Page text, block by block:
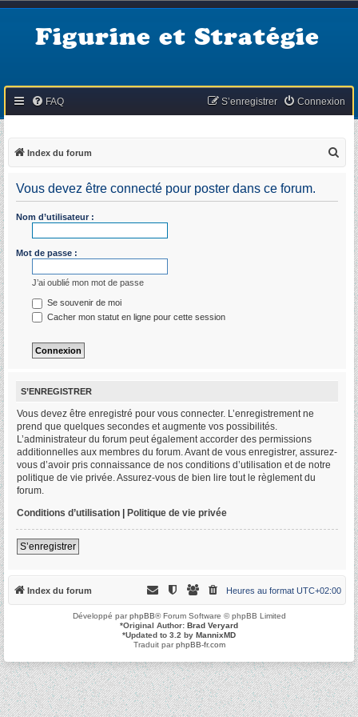
Figurine et Stratégie
FAQ Connexion
S’enregistrer
Index du forum
Vous devez être connecté pour poster dans ce forum.
Nom d’utilisateur :
Mot de passe :
J’ai oublié mon mot de passe
Se souvenir de moi
Cacher mon statut en ligne pour cette session
S’ENREGISTRER
Vous devez être enregistré pour vous connecter. L’enregistrement ne
prend que quelques secondes et augmente vos possibilités.
L’administrateur du forum peut également accorder des permissions
additionnelles aux membres du forum. Avant de vous enregistrer, assurez-
vous d’avoir pris connaissance de nos conditions d’utilisation et de notre
politique de vie privée. Assurez-vous de bien lire tout le règlement du
forum.
Conditions d’utilisation | Politique de vie privée
S’enregistrer
Index du forum Heures au format UTC+02:00
Développé parphpBB® Forum Software © phpBB Limited
*Original Author: Brad Veryard
*Updated to 3.2 by MannixMD
Traduit parphpBB-fr.com